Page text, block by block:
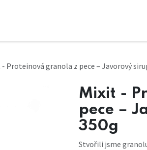
Proteinová granola z pece – Javorový
Mixit -
pece –
350g
Stvořili jsme